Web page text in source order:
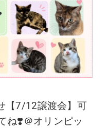
【7/12譲渡会】可
ね❣️＠オリンピッ